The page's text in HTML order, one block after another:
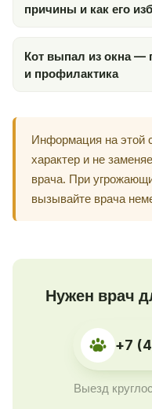
причины и как его
Кот выпал из окна —
и профилактика
Информация на этой
характер и не
врача. При
вызывайте врача
Нужен врач
+7
Выезд